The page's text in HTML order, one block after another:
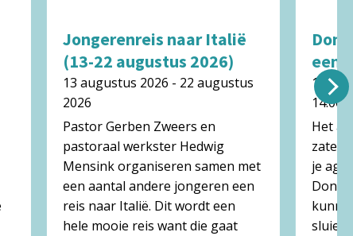
Jongerenreis naar Italië
(13-22 augustus 2026)
13 augustus 2026 - 22 augustus
2026
Pastor Gerben Zweers en
pastoraal werkster Hedwig
Mensink organiseren samen met
een aantal andere jongeren een
reis naar Italië. Dit wordt een
hele mooie reis want die gaat
Don
een
15
14:00
Het
je
Don
sluier